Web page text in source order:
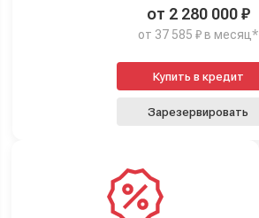
от 2 280 000 ₽
от 37 585 ₽ в месяц*
Купить в кредит
Зарезервировать